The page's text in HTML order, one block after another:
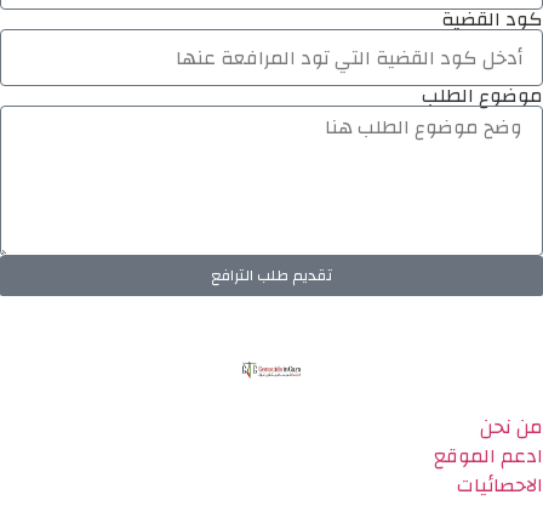
كود القضية
موضوع الطلب
تقديم طلب الترافع
من نحن
ادعم الموقع
الاحصائيات